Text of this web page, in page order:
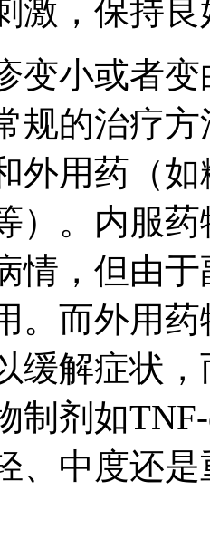
激，保持
变小或者
规的治疗
外用药（
）。内服
情，但由
。而外用
缓解症状
制剂如
、中度还